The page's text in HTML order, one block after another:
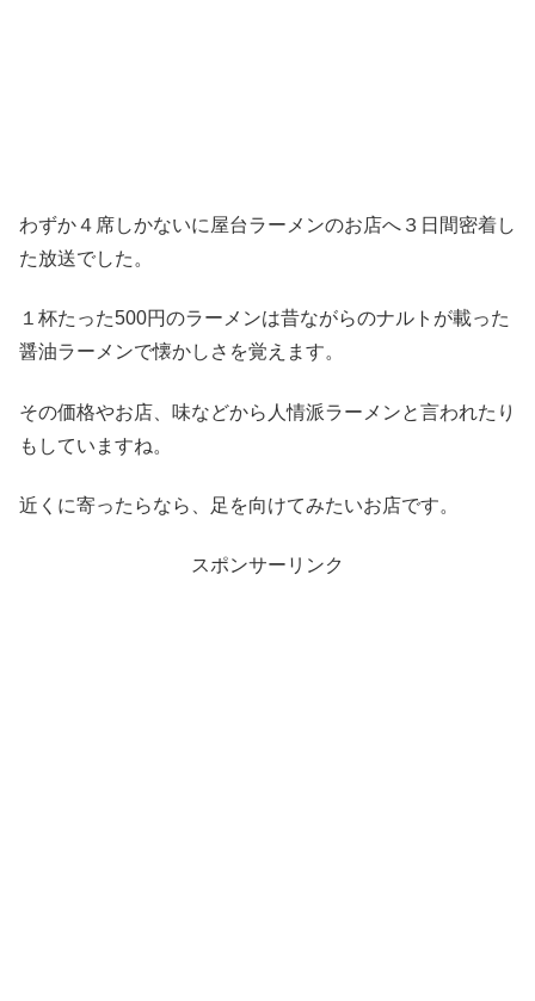
わずか４席しかないに屋台ラーメンのお店へ３日間密着し
た放送でした。
１杯たった500円のラーメンは昔ながらのナルトが載った
醤油ラーメンで懐かしさを覚えます。
その価格やお店、味などから人情派ラーメンと言われたり
もしていますね。
近くに寄ったらなら、足を向けてみたいお店です。
スポンサーリンク